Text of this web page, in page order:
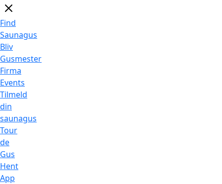
Find
Saunagus
Bliv
Gusmester
Firma
Events
Tilmeld
din
saunagus
Tour
de
Gus
Hent
App